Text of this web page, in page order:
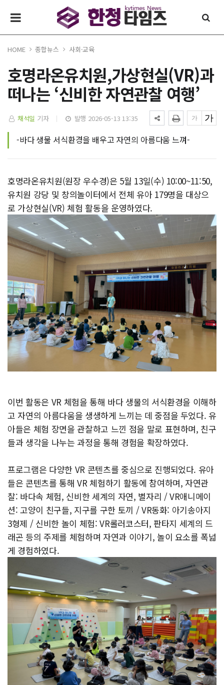
HOME 종합뉴스 사회·교육
호명라온유치원,가상현실(VR)과
떠나는 ‘신비한 자연관찰 여행’
채석일 기자 발행 2026-05-13 13:35
-바다 생물 서식환경을 배우고 자연의 아름다움 느껴-
호명라온유치원(원장 우수경)은 5월 13일(수) 10:00~11:50,
유치원 강당 및 창의놀이터에서 전체 유아 179명을 대상으
로 가상현실(VR) 체험 활동을 운영하였다.
이번 활동은 VR 체험을 통해 바다 생물의 서식환경을 이해하
고 자연의 아름다움을 생생하게 느끼는 데 중점을 두었다. 유
아들은 체험 장면을 관찰하고 느낀 점을 말로 표현하며, 친구
들과 생각을 나누는 과정을 통해 경험을 확장하였다.
프로그램은 다양한 VR 콘텐츠를 중심으로 진행되었다. 유아
들은 콘텐츠를 통해 VR 체험하기 활동에 참여하며, 자연관
찰: 바다속 체험, 신비한 세계의 자연, 별자리 / VR애니메이
션: 고양이 친구들, 지구를 구한 토끼 / VR동화: 아기송아지
3형제 / 신비한 놀이 체험: VR롤러코스터, 판타지 세계의 드
래곤 등의 주제를 체험하며 자연과 이야기, 놀이 요소를 폭넓
게 경험하였다.